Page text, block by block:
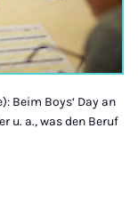
Beim Boys‘ Day an
u. a., was den Beruf